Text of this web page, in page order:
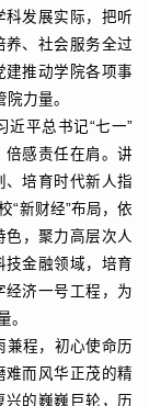
科发展实际，把听
养、社会服务全过
建推动学院各项事
力量。
近平总书记“七一”
倍感责任在肩。讲
、培育时代新人指
“新财经”布局，依
色，聚力高层次人
技金融领域，培育
经济一号工程，为
。
兼程，初心使命历
难而风华正茂的精
兴的巍巍巨轮，历